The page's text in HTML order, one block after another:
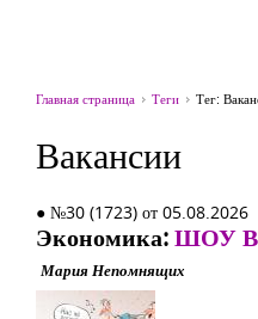
Главная страница Теги Тег:
Вакансии
● №30 (1723) от 05.08.2026
Экономика:ШОУ
Мария Непомнящих